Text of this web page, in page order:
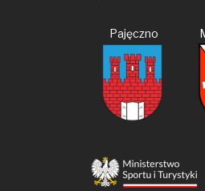
Pajęczno